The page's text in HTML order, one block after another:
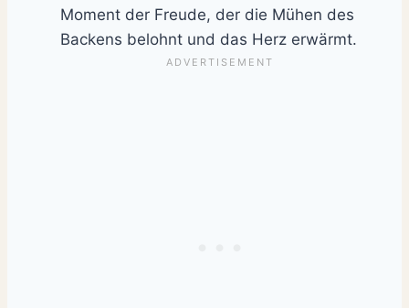
Moment der Freude, der die Mühen des
Backens belohnt und das Herz erwärmt.